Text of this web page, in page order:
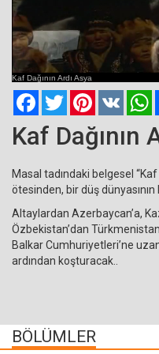
Current
Time
Kaf Dağının Ardı Asya
FacebookTwitterPinterest
VK
Kaf Dağının
Masal tadındaki belgesel “Kaf
ötesinden, bir düş dünyasının
Altaylardan Azerbaycan’a,
Özbekistan’dan
Balkar Cumhuriyetleri’ne
ardından koşturacak..
BÖLÜMLER